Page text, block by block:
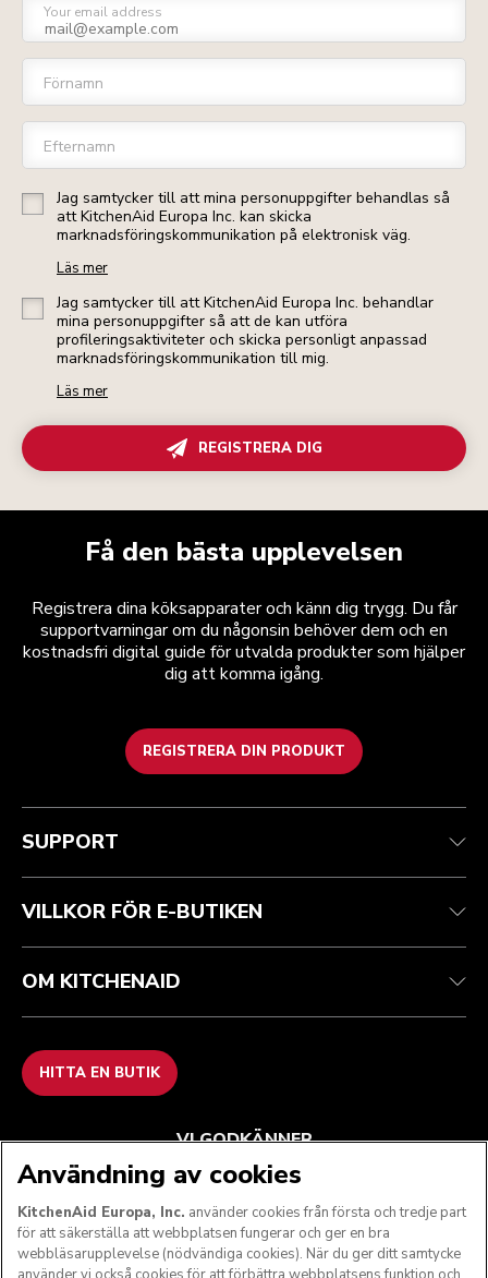
Your email address
Förnamn
Efternamn
Jag samtycker till att mina personuppgifter behandlas så
att KitchenAid Europa Inc. kan skicka
marknadsföringskommunikation på elektronisk väg.
Läs mer
Jag samtycker till att KitchenAid Europa Inc. behandlar
mina personuppgifter så att de kan utföra
profileringsaktiviteter och skicka personligt anpassad
marknadsföringskommunikation till mig.
Läs mer
REGISTRERA DIG
Få den bästa upplevelsen
Registrera dina köksapparater och känn dig trygg. Du får
supportvarningar om du någonsin behöver dem och en
kostnadsfri digital guide för utvalda produkter som hjälper
dig att komma igång.
REGISTRERA DIN PRODUKT
Health Check
Spåra din beställning
Garanti och dokument
Vanliga frågor
Regler och villkor
Returer och återbetalningar
Imprint
ODR
Varumärket
Hitta en butik
SUPPORT
VILLKOR FÖR E-BUTIKEN
OM KITCHENAID
HITTA EN BUTIK
VI GODKÄNNER
FÖLJ OSS
Användning av cookies
KitchenAid Europa, Inc. använder cookies från första och tredje part
för att säkerställa att webbplatsen fungerar och ger en bra
webbläsarupplevelse (nödvändiga cookies). När du ger ditt samtycke